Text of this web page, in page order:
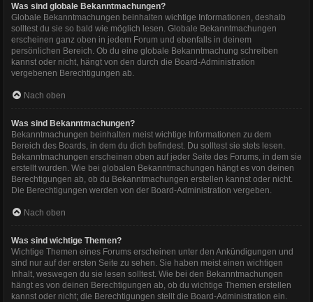
Was sind globale Bekanntmachungen?
Globale Bekanntmachungen beinhalten wichtige Informationen, deshalb
solltest du sie so bald wie möglich lesen. Globale Bekanntmachungen
erscheinen ganz oben in jedem Forum und ebenfalls in deinem
persönlichen Bereich. Ob du eine globale Bekanntmachung schreiben
kannst oder nicht, hängt von den durch die Board-Administration
vergebenen Berechtigungen ab.
Nach oben
Was sind Bekanntmachungen?
Bekanntmachungen beinhalten meist wichtige Informationen zu dem
Bereich des Boards, in dem du dich befindest. Du solltest sie stets lesen.
Bekanntmachungen erscheinen oben auf jeder Seite des Forums, in dem sie
erstellt wurden. Wie bei globalen Bekanntmachungen hängt es von deinen
Berechtigungen ab, ob du Bekanntmachungen erstellen kannst oder nicht.
Die Berechtigungen werden von der Board-Administration vergeben.
Nach oben
Was sind wichtige Themen?
Wichtige Themen eines Forums erscheinen unter den Ankündigungen und
sind nur auf der ersten Seite zu sehen. Sie haben meist einen wichtigen
Inhalt, weswegen du sie lesen solltest. Wie bei den Bekanntmachungen
hängt es von deinen Berechtigungen ab, ob du wichtige Themen erstellen
kannst oder nicht; die Berechtigungen stellt die Board-Administration ein.